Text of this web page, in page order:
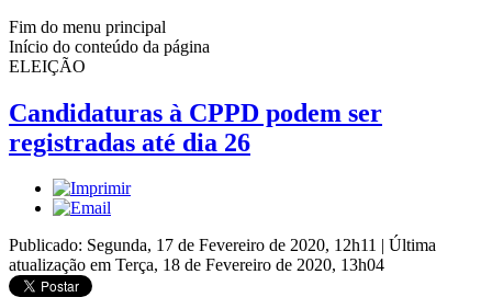
Fim do menu principal
Início do conteúdo da página
ELEIÇÃO
Candidaturas à CPPD podem ser
registradas até dia 26
Publicado: Segunda, 17 de Fevereiro de 2020, 12h11 | Última
atualização em Terça, 18 de Fevereiro de 2020, 13h04